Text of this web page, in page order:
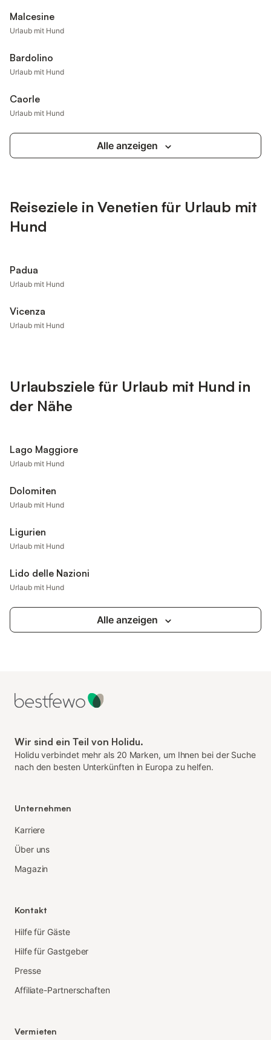
Malcesine
Urlaub mit Hund
Bardolino
Urlaub mit Hund
Caorle
Urlaub mit Hund
Alle anzeigen
Reiseziele in Venetien für Urlaub mit
Hund
Padua
Urlaub mit Hund
Vicenza
Urlaub mit Hund
Urlaubsziele für Urlaub mit Hund in
der Nähe
Lago Maggiore
Urlaub mit Hund
Dolomiten
Urlaub mit Hund
Ligurien
Urlaub mit Hund
Lido delle Nazioni
Urlaub mit Hund
Alle anzeigen
Wir sind ein Teil von Holidu.
Holidu verbindet mehr als 20 Marken, um Ihnen bei der Suche
nach den besten Unterkünften in Europa zu helfen.
Unternehmen
Karriere
Über uns
Magazin
Kontakt
Hilfe für Gäste
Hilfe für Gastgeber
Presse
Affiliate-Partnerschaften
Vermieten